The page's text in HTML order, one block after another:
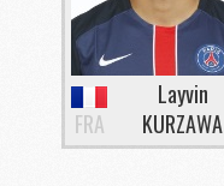
FRA
Layvin
KURZAWA